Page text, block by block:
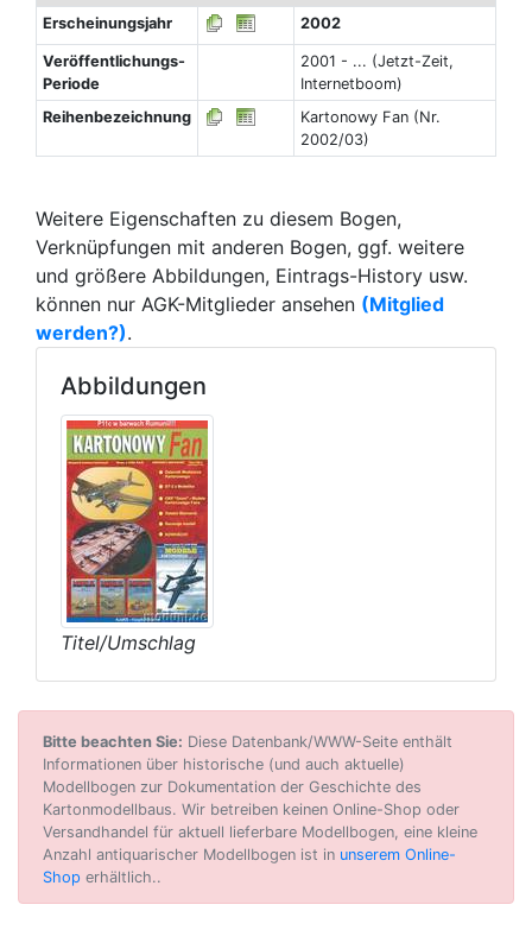
Erscheinungsjahr
2002
Veröffentlichungs-
Periode
2001 - ... (Jetzt-Zeit,
Internetboom)
Reihenbezeichnung
Kartonowy Fan (Nr.
2002/03)
Weitere Eigenschaften zu diesem Bogen,
Verknüpfungen mit anderen Bogen, ggf. weitere
und größere Abbildungen, Eintrags-History usw.
können nur AGK-Mitglieder ansehen (Mitglied
werden?).
Abbildungen
Titel/Umschlag
Bitte beachten Sie: Diese Datenbank/WWW-Seite enthält
Informationen über historische (und auch aktuelle)
Modellbogen zur Dokumentation der Geschichte des
Kartonmodellbaus. Wir betreiben keinen Online-Shop oder
Versandhandel für aktuell lieferbare Modellbogen, eine kleine
Anzahl antiquarischer Modellbogen ist in unserem Online-
Shop erhältlich..